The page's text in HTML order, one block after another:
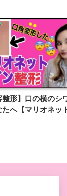
整形】口の横のシ
たへ【マリオネッ